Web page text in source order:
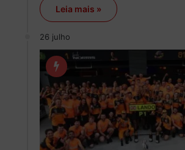
Leia mais »
26 julho